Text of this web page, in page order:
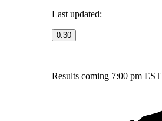
Last updated:
0:30
Results coming 7:00 pm EST